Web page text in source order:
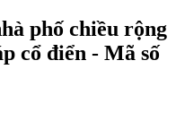
phố chiều rộng
cổ điển - Mã số